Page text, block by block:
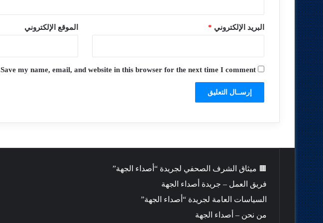
البريد الإلكتروني * الموقع الإلكتروني
Save my name, email, and website in this browser for the next time I comment.
🟫 ميثاق الشرف الصحفي لجريدة “أصداء الجهة”
فريق العمل – جريدة أصداء الجهة
السياسات العامة لجريدة “أصداء الجهة”
من نحن – أصداء الجهة